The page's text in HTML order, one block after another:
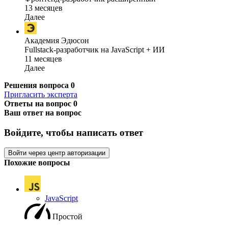
13 месяцев
Далее
Академия Эдюсон
Fullstack-разработчик на JavaScript + ИИ
11 месяцев
Далее
Решения вопроса 0
Пригласить эксперта
Ответы на вопрос 0
Ваш ответ на вопрос
Войдите, чтобы написать ответ
Войти через центр авторизации
Похожие вопросы
JavaScript
Простой